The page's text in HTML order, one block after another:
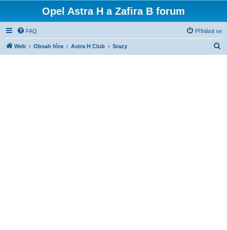
Opel Astra H a Zafira B forum
FAQ Přihlásit se
Web Obsah fóra Astra H Club Srazy